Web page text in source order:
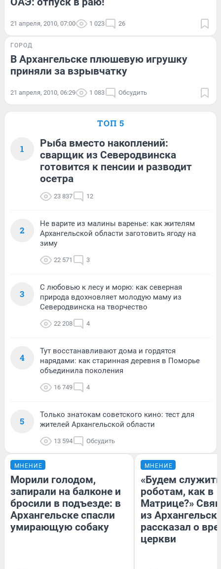
21 апреля, 2010, 07:00 1 023 26
ГОРОД
В Архангельске плюшевую игрушку
приняли за взрывчатку
21 апреля, 2010, 06:29 1 083 Обсудить
ТОП 5
1
Рыба вместо накоплений:
сварщик из Северодвинска
готовится к пенсии и разводит
осетра
23 837 12
2
Не варите из малины варенье: как жителям
Архангельской области заготовить ягоду на
зиму
22 571 3
3
С любовью к лесу и морю: как северная
природа вдохновляет молодую маму из
Северодвинска на творчество
22 208 4
4
Тут восстанавливают дома и гордятся
нарядами: как старинная деревня в Поморье
объединила поколения
16 749 4
5
Только знатокам советского кино: тест для
жителей Архангельской области
13 594 Обсудить
МНЕНИЕ
Морили голодом,
запирали на балконе и
бросили в подъезде: в
Архангельске спасли
умирающую собаку
МНЕНИЕ
«Будем
роботам, как в
Матрице?»
из
рассказал о
церкви